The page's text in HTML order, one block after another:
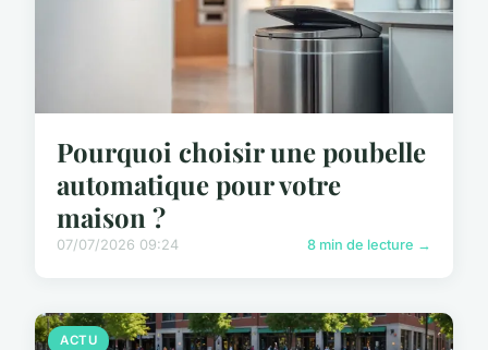
Pourquoi choisir une poubelle
automatique pour votre
maison ?
07/07/2026 09:24 8 min de lecture →
ACTU